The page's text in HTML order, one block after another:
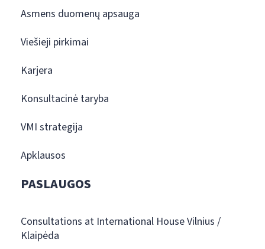
Asmens duomenų apsauga
Viešieji pirkimai
Karjera
Konsultacinė taryba
VMI strategija
Apklausos
PASLAUGOS
Consultations at International House Vilnius /
Klaipėda